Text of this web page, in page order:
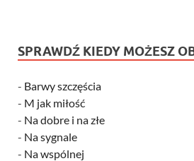
SPRAWDŹ KIEDY MOŻESZ
- Barwy szczęścia
- M jak miłość
- Na dobre i na złe
- Na sygnale
- Na wspólnej